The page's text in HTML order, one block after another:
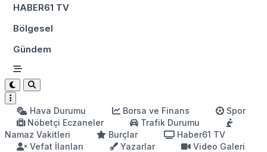
HABER61 TV
Bölgesel
Gündem
Hava Durumu Borsa ve Finans
Spor
Nöbetçi Eczaneler
Trafik Durumu
Namaz Vakitleri
Burçlar
Haber61 TV
Vefat İlanları
Yazarlar
Video Galeri